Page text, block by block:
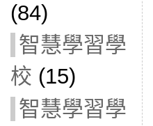
(84)
智慧學習學
校 (15)
智慧學習學